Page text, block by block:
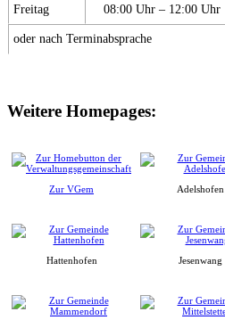
Freitag 08:00 Uhr – 12:00 Uhr
oder nach Terminabsprache
Weitere Homepages:
Zur VGem Adelshofen
Hattenhofen Jesenwang